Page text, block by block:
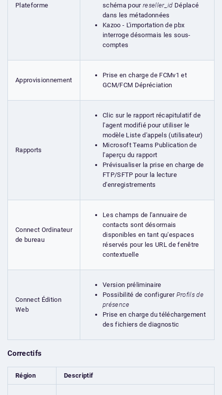
Plateforme
schéma pour reseller_id Déplacé
dans les métadonnées
Kazoo - L'importation de pbx
interroge désormais les sous-
comptes
Approvisionnement
Prise en charge de FCMv1 et
GCM/FCM Dépréciation
Rapports
Clic sur le rapport récapitulatif de
l'agent modifié pour utiliser le
modèle Liste d'appels (utilisateur)
Microsoft Teams Publication de
l'aperçu du rapport
Prévisualiser la prise en charge de
FTP/SFTP pour la lecture
d'enregistrements
Connect Ordinateur
de bureau
Les champs de l'annuaire de
contacts sont désormais
disponibles en tant qu'espaces
réservés pour les URL de fenêtre
contextuelle
Connect Édition
Web
Version préliminaire
Possibilité de configurer Profils de
présence
Prise en charge du téléchargement
des fichiers de diagnostic
Correctifs
Région Descriptif